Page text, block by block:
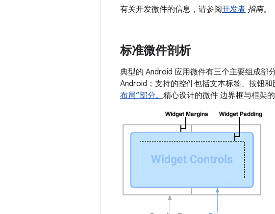
有关开发微件的信息，请参阅开发者 指南。
标准微件剖析
典型的 Android 应用微件有三个主要组成部
Android；支持的控件包括文本标签、按钮
布局”部分。 精心设计的微件 边界框与框架